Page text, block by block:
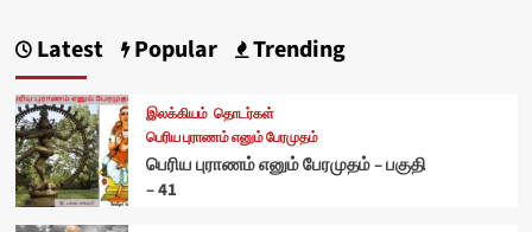
Latest Popular Trending
இலக்கியம் தொடர்கள்
பெரிய புராணம் எனும் பேரமுதம்
பெரிய புராணம் எனும் பேரமுதம் – பகுதி
– 41